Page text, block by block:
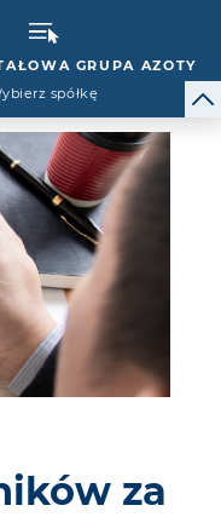
GRUPA AZOTY
spółkę
za